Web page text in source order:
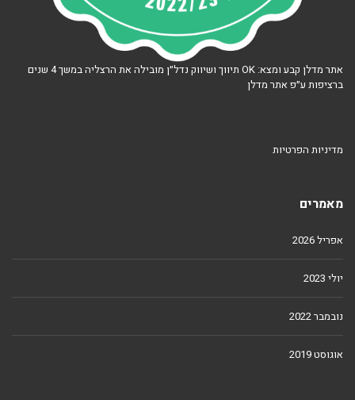
אתר מדלן קבע ומצא: OK תיווך ושיווק נדל״ן מובילה את הרצליה במשך 4 שנים
ברציפות ע״פ אתר מדלן
מדיניות הפרטיות
מאמרים
אפריל 2026
יולי 2023
נובמבר 2022
אוגוסט 2019